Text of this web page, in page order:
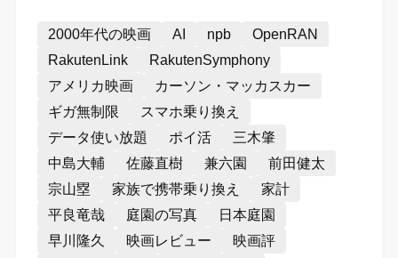
2000年代の映画 AI npb
OpenRAN
RakutenLink
RakutenSymphony
アメリカ映画
カーソン・マッカスカー
ギガ無制限
スマホ乗り換え
データ使い放題
ポイ活
三木肇
中島大輔
佐藤直樹 兼六園
前田健太
宗山塁
家族で携帯乗り換え
家計
平良竜哉
庭園の写真
日本庭園
早川隆久
映画レビュー
映画評